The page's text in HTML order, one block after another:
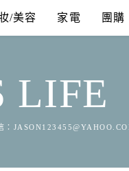
/美容 家電 團購
LIFE